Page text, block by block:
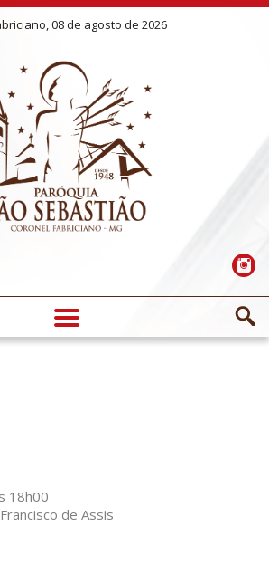
08 de agosto de 2026
18h00
de Assis